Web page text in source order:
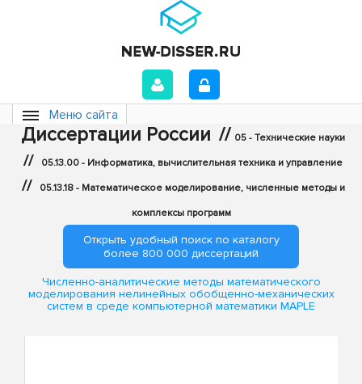
Меню сайта
Диссертации России // 05 - Технические науки
// 05.13.00 - Информатика, вычислительная техника и управление
// 05.13.18 - Математическое моделирование, численные методы и
комплексы программ
Открыть удобный поиск по каталогу
более 800 000 диссертаций
Численно-аналитические методы математического
моделирования нелинейных обобщенно-механических
систем в среде компьютерной математики MAPLE